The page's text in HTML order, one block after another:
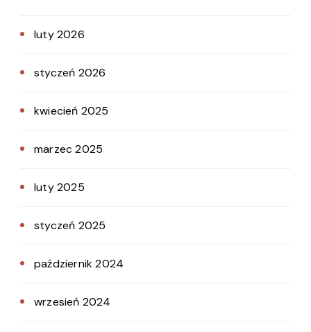
luty 2026
styczeń 2026
kwiecień 2025
marzec 2025
luty 2025
styczeń 2025
październik 2024
wrzesień 2024